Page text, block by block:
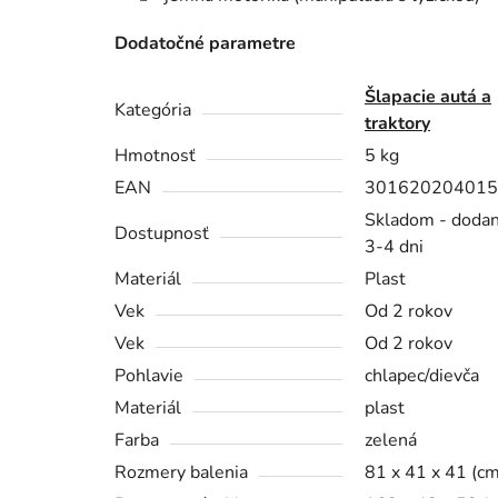
Dodatočné parametre
Kategória
Šlapacie autá a
traktory
Hmotnosť
5 kg
EAN
Dostupnosť
Skladom -
3-4 dni
Materiál
Plast
Vek
Od 2 rokov
Vek
Od 2 rokov
Pohlavie
chlapec/dievča
Materiál
plast
Farba
zelená
Rozmery balenia
81 x 41 x 41